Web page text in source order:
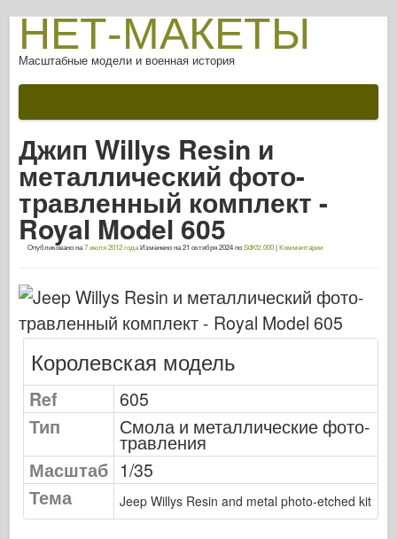
НЕТ-МАКЕТЫ
Масштабные модели и военная история
После битвы
Оружие AFV
Союзная ось
Броня ФотоГалерея
Броня в профиле
Орехи и болты
Новый авангард
Сигнал эскадрильи
ТанкВласть
Грузовики и танки
Ваффен-Арсенал
Wydawnictwo Милитария
Джип Willys Resin и
металлический фото-
травленный комплект -
Royal Model 605
Опубликовано на7 июля 2012 годаИзменено на21 октября 2024поSdKfz.000|Комментарии
Королевская модель
Ref
605
Тип
Смола и металлические фото-
травления
Масштаб 1/35
Тема
Jeep Willys Resin and metal photo-etched kit